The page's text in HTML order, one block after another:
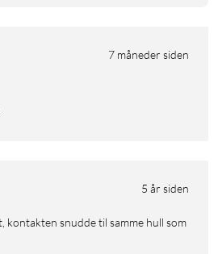
7 måneder siden
5 år siden